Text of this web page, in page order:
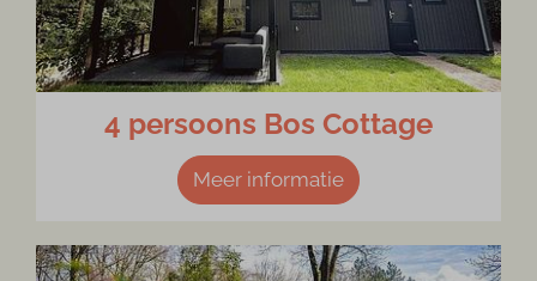
4 persoons Bos Cottage
Meer informatie